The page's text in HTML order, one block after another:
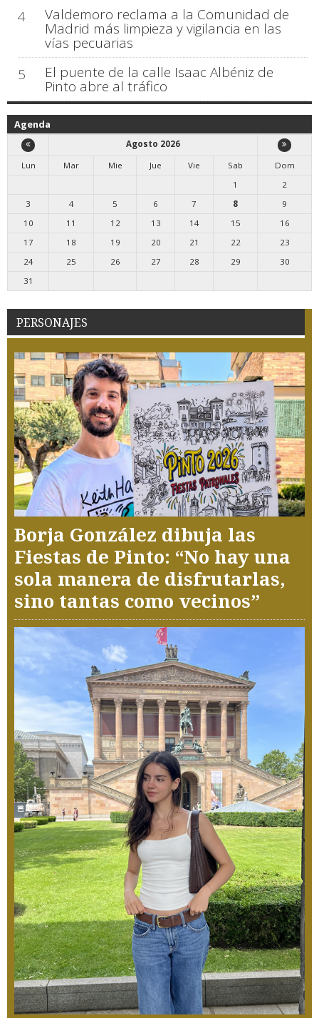
4
Valdemoro reclama a la Comunidad de
Madrid más limpieza y vigilancia en las
vías pecuarias
5
El puente de la calle Isaac Albéniz de
Pinto abre al tráfico
Agenda
Agosto 2026
Lun
Mar Mie Jue Vie Sab
Dom
1
2
3
4 5 6 7 8
9
10
11 12 13 14 15
16
17
18 19 20 21 22
23
24
25 26 27 28 29
30
31
PERSONAJES
Borja González dibuja las
Fiestas de Pinto: “No hay una
sola manera de disfrutarlas,
sino tantas como vecinos”